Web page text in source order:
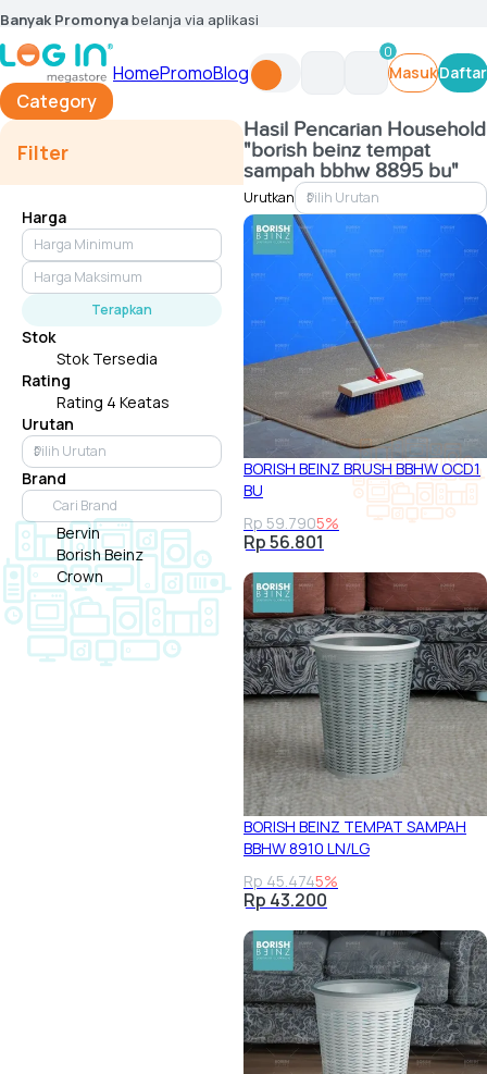
Banyak Promonyabelanja via aplikasi
Category
HomePromoBlog
0
MasukDaftar
Filter
Harga
Terapkan
Stok
Stok Tersedia
Rating
Rating 4 Keatas
Urutan
Brand
Bervin
Borish Beinz
Crown
Hasil Pencarian Household
"borish beinz tempat
sampah bbhw 8895 bu"
Urutkan
BORISH BEINZ BRUSH BBHW OCD1
BU
Rp 59.7905%
Rp 56.801
BORISH BEINZ TEMPAT SAMPAH
BBHW 8910 LN/LG
Rp 45.4745%
Rp 43.200